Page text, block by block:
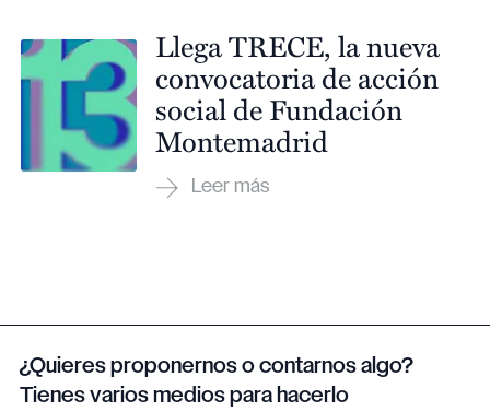
Llega TRECE, la nueva
convocatoria de acción
social de Fundación
Montemadrid
¿Quieres proponernos o contarnos algo?
Tienes varios medios para hacerlo